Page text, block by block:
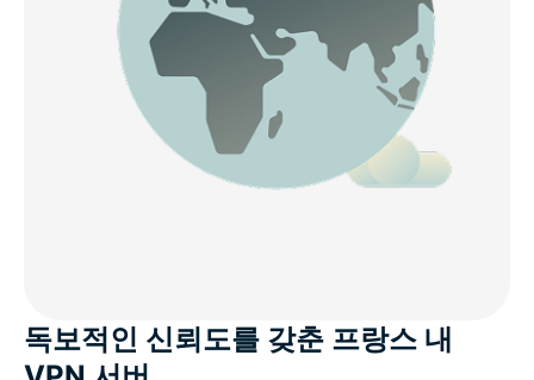
독보적인 신뢰도를 갖춘 프랑스 내